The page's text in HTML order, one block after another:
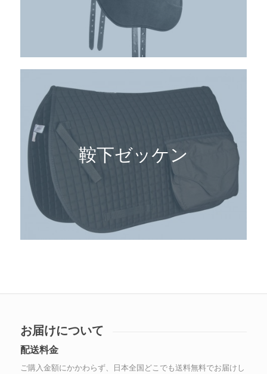
鞍下ゼッケン
お届けについて
配送料金
ご購入金額にかかわらず、日本全国どこでも送料無料でお届けし